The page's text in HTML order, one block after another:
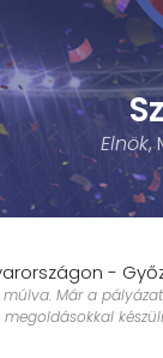
Elnök,
-
Már a